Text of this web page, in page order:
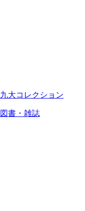
九大コレクション
図書・雑誌